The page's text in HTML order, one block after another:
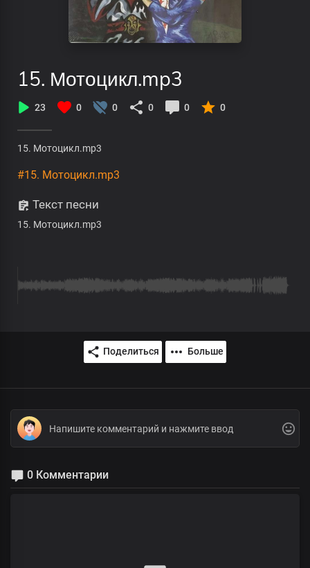
15. Мотоцикл.mp3
23 0 0 0 0 0
15. Мотоцикл.mp3
#15. Мотоцикл.mp3
Текст песни
15. Мотоцикл.mp3
Поделиться Больше
0 Комментарии